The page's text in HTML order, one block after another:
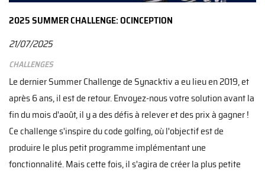
2025 SUMMER CHALLENGE: OCINCEPTION
21/07/2025
Challenges
Le dernier Summer Challenge de Synacktiv a eu lieu en 2019, et
après 6 ans, il est de retour. Envoyez-nous votre solution avant la
fin du mois d'août, il y a des défis à relever et des prix à gagner !
Ce challenge s'inspire du code golfing, où l'objectif est de
produire le plus petit programme implémentant une
fonctionnalité. Mais cette fois, il s'agira de créer la plus petite